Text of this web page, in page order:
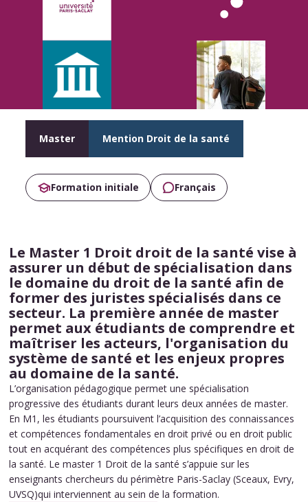
Master Mention Droit de la santé
Formation initiale Français
Le Master 1 Droit droit de la santé vise à
assurer un début de spécialisation dans
le domaine du droit de la santé afin de
former des juristes spécialisés dans ce
secteur. La première année de master
permet aux étudiants de comprendre et
maîtriser les acteurs, l'organisation du
système de santé et les enjeux propres
au domaine de la santé.
L’organisation pédagogique permet une spécialisation
progressive des étudiants durant leurs deux années de master.
En M1, les étudiants poursuivent l’acquisition des connaissances
et compétences fondamentales en droit privé ou en droit public
tout en acquérant des compétences plus spécifiques en droit de
la santé. Le master 1 Droit de la santé s’appuie sur les
enseignants chercheurs du périmètre Paris-Saclay (Sceaux, Evry,
UVSQ)qui interviennent au sein de la formation.